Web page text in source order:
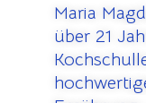
Maria
über 21